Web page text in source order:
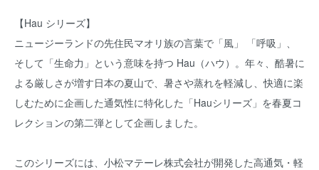
【Hau シリーズ】
ニュージーランドの先住民マオリ族の言葉で「風」 「呼吸」、
そして「生命力」という意味を持つ Hau（ハウ）。⁡年々、酷暑に
よる厳しさが増す日本の夏山で、暑さや蒸れを軽減し、快適に楽
しむために企画した通気性に特化した「Hauシリーズ」を春夏コ
レクションの第二弾として企画しました。
このシリーズには、小松マテーレ株式会社が開発した高通気・軽